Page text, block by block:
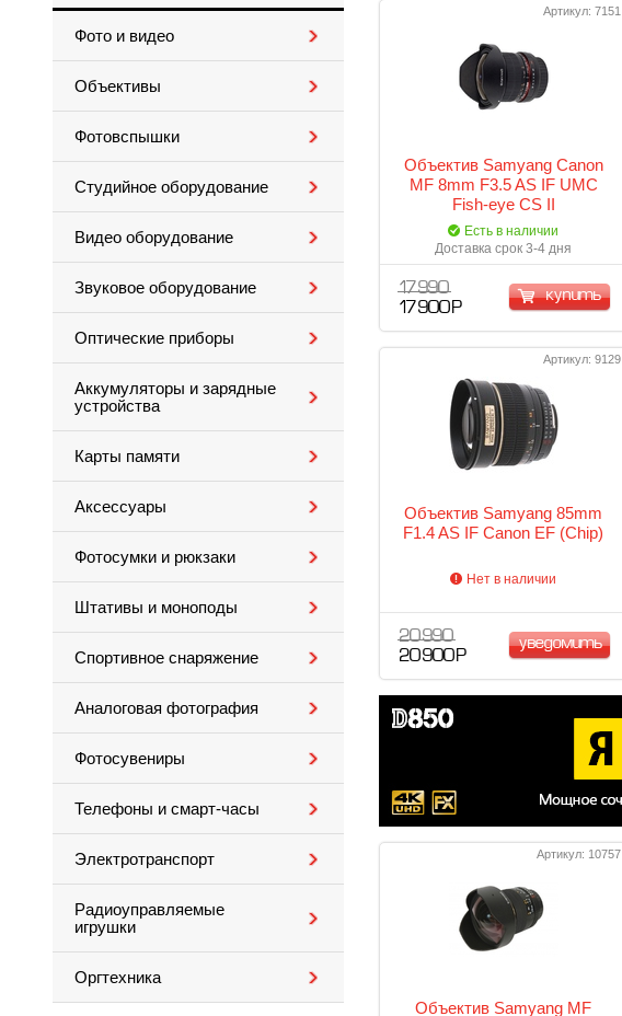
Фото и видео
Объективы
Фотовспышки
Студийное оборудование
Видео оборудование
Звуковое оборудование
Оптические приборы
Аккумуляторы и зарядные
устройства
Карты памяти
Аксессуары
Фотосумки и рюкзаки
Штативы и моноподы
Спортивное снаряжение
Аналоговая фотография
Фотосувениры
Телефоны и смарт-часы
Электротранспорт
Радиоуправляемые
игрушки
Оргтехника
Артикул: 7151
Объектив Samyang Canon
MF 8mm F3.5 AS IF UMC
Fish-eye CS II
Есть в наличии
Доставка срок 3-4 дня
17 990
17 900 Р
купить
Артикул: 9129
Объектив Samyang 85mm
F1.4 AS IF Canon EF (Chip)
Нет в наличии
20 990
20 900 Р
уведомить
Артикул: 10757
Объектив Samyang MF